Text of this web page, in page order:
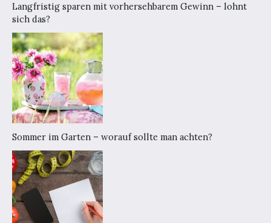
Langfristig sparen mit vorhersehbarem Gewinn – lohnt
sich das?
Sommer im Garten – worauf sollte man achten?